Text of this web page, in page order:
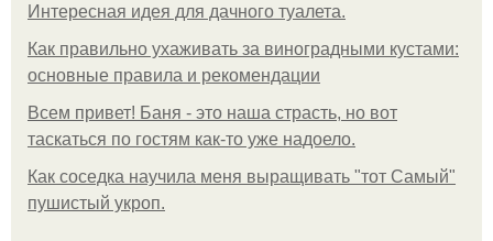
Интересная идея для дачного туалета.
Как правильно ухаживать за виноградными кустами:
основные правила и рекомендации
Всем привет! Баня - это наша страсть, но вот
таскаться по гостям как-то уже надоело.
Как соседка научила меня выращивать "тот Самый"
пушистый укроп.